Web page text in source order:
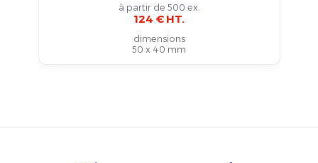
à partir de 500 ex.
124 € HT.
dimensions
50 x 40 mm